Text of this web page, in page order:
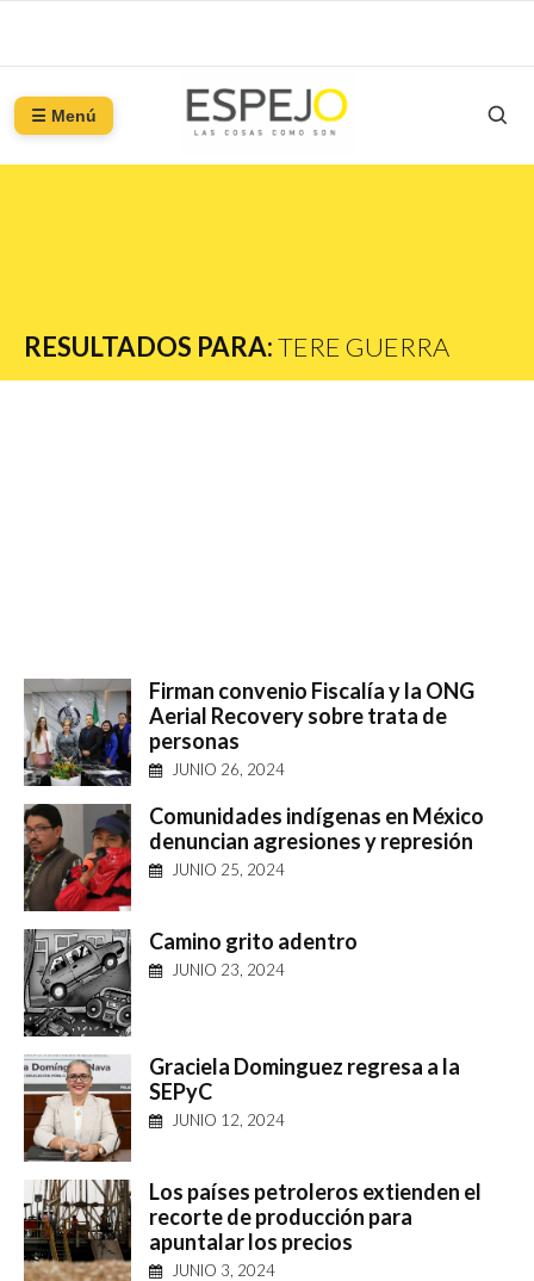
☰ Menú
RESULTADOS PARA:TERE GUERRA
Firman convenio Fiscalía y la ONG
Aerial Recovery sobre trata de
personas
JUNIO 26, 2024
Comunidades indígenas en México
denuncian agresiones y represión
JUNIO 25, 2024
Camino grito adentro
JUNIO 23, 2024
Graciela Dominguez regresa a la
SEPyC
JUNIO 12, 2024
Los países petroleros extienden el
recorte de producción para
apuntalar los precios
JUNIO 3, 2024